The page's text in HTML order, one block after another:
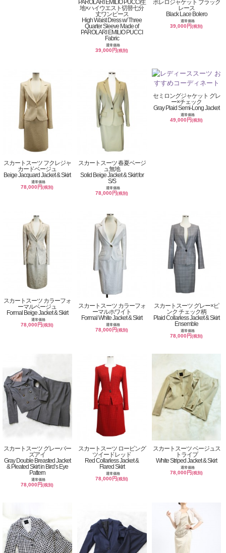
PAROLARI EMILIO PUCCI生
地×ハイウエスト切替七分
丈ワンピース
High Waist Dress w/ Three
Quarter Sleeve Made of
PAROLARI EMILIO PUCCI
Fabric
通常価格
39,000円(税別)
ボレロジャケット ブラック
レース
Black Lace Bolero
通常価格
39,000円(税別)
スカートスーツ フクレジャ
カードベージュ
Beige Jacquard Jacket & Skirt
通常価格
78,000円(税別)
スカートスーツ 春夏ベージ
ュ無地
Solid Beige Jacket & Skirt for
S/S
通常価格
78,000円(税別)
セミロングジャケット グレ
ー×チェック
Gray Plaid Semi-Long Jacket
通常価格
49,000円(税別)
スカートスーツ カラーフォ
ーマルベージュ
Formal Beige Jacket & Skirt
通常価格
78,000円(税別)
スカートスーツ カラーフォ
ーマルホワイト
Formal White Jacket & Skirt
通常価格
78,000円(税別)
スカートスーツ グレー×ピ
ンク チェック柄
Plaid Collarless Jacket & Skirt
Ensemble
通常価格
78,000円(税別)
スカートスーツ グレーバー
ズアイ
Gray Double Breasted Jacket
& Pleated Skirt in Bird’s Eye
Pattern
通常価格
78,000円(税別)
スカートスーツ ロービング
ツイードレッド
Red Collarless Jacket &
Flared Skirt
通常価格
78,000円(税別)
スカートスーツ ベージュス
トライプ
White Striped Jacket & Skirt
通常価格
78,000円(税別)